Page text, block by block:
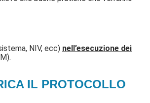
NIV, ecc) nell’esecuzione dei
IL PROTOCOLLO